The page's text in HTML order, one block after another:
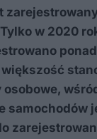
w 2020
samochodów